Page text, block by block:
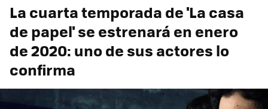
La cuarta temporada de 'La casa
de papel' se estrenará en enero
de 2020: uno de sus actores lo
confirma